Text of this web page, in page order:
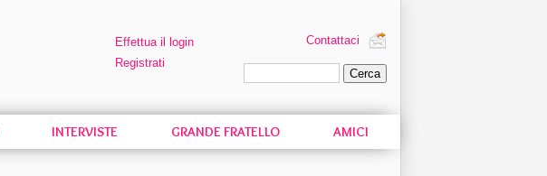
Effettua il login
Registrati
Contattaci
INTERVISTE GRANDE FRATELLO AMICI